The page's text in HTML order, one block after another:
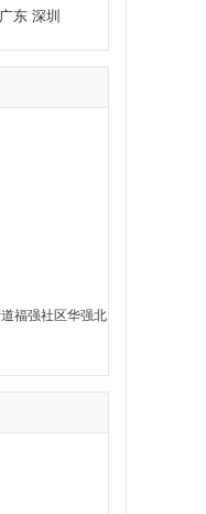
东 深圳
福强社区华强北